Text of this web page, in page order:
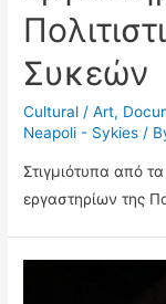
Συκεών
Cultural / Art,
Neapoli - Sykies /
Στιγμιότυπα από
εργαστηρίων της